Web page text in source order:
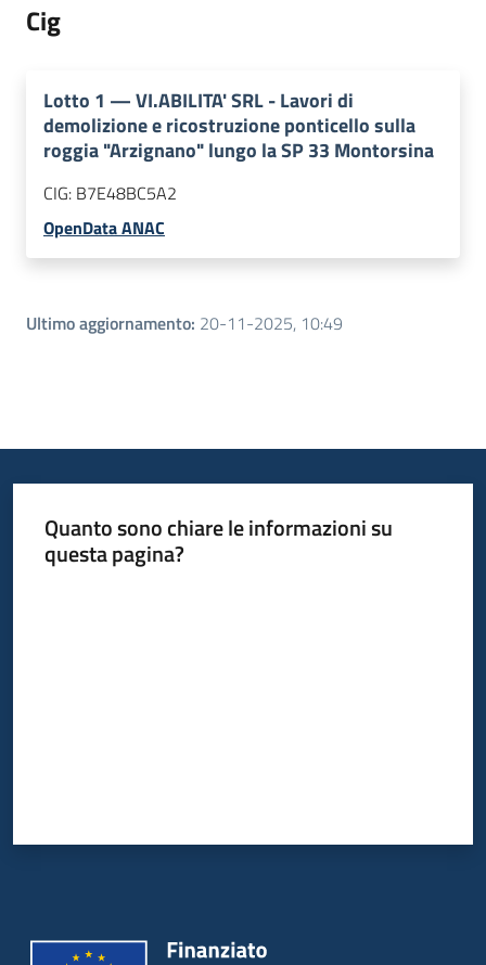
Cig
Lotto 1 —VI.ABILITA' SRL - Lavori di
demolizione e ricostruzione ponticello sulla
roggia "Arzignano" lungo la SP 33 Montorsina
CIG: B7E48BC5A2
OpenData ANAC
Ultimo aggiornamento: 20-11-2025, 10:49
Quanto sono chiare le informazioni su
questa pagina?